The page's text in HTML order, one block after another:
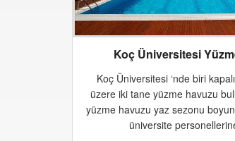
Koç Üniversitesi
Koç Üniversitesi ‘nde biri
üzere iki tane yüzme havuzu
yüzme havuzu yaz sezonu
üniversite